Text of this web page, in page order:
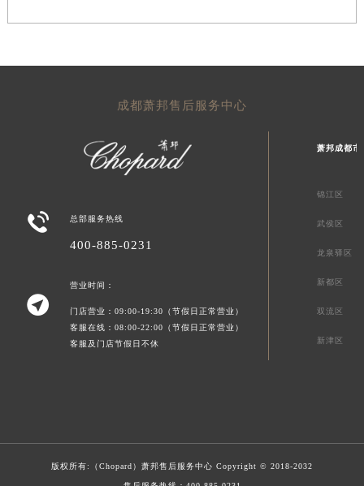
成都萧邦售后服务中心
 总部服务热线
400-885-0231

营业时间：
门店营业：09:00-19:30（节假日正常营业）
客服在线：08:00-22:00（节假日正常营业）
客服及门店节假日不休
萧邦成都市
锦江区
武侯区
龙泉驿区
新都区
双流区
新津区
版权所有:（Chopard） 萧邦售后服务中心 Copyright © 2018-2032